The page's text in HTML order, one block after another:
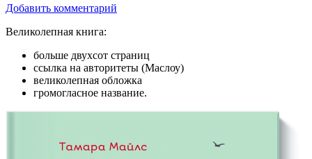
Добавить комментарий
Великолепная книга:
больше двухсот страниц
ссылка на авторитеты (Маслоу)
великолепная обложка
громогласное название.